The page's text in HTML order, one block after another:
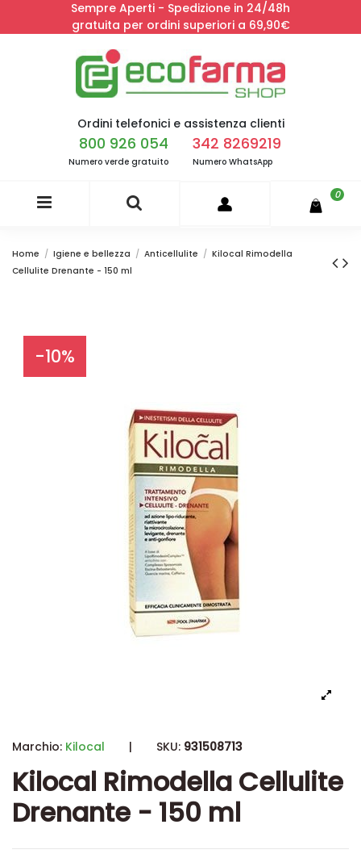
Sempre Aperti - Spedizione in 24/48h
gratuita per ordini superiori a 69,90€
Ordini telefonici e assistenza clienti
800 926 054
Numero verde gratuito
342 8269219
Numero WhatsApp
0
Home Igiene e bellezza Anticellulite
Kilocal Rimodella
Cellulite Drenante - 150 ml
-10%
Marchio: Kilocal | SKU: 931508713
Kilocal Rimodella Cellulite
Drenante - 150 ml